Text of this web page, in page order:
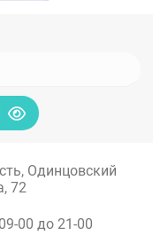
85
Одинцовский
72
00 до 21-00